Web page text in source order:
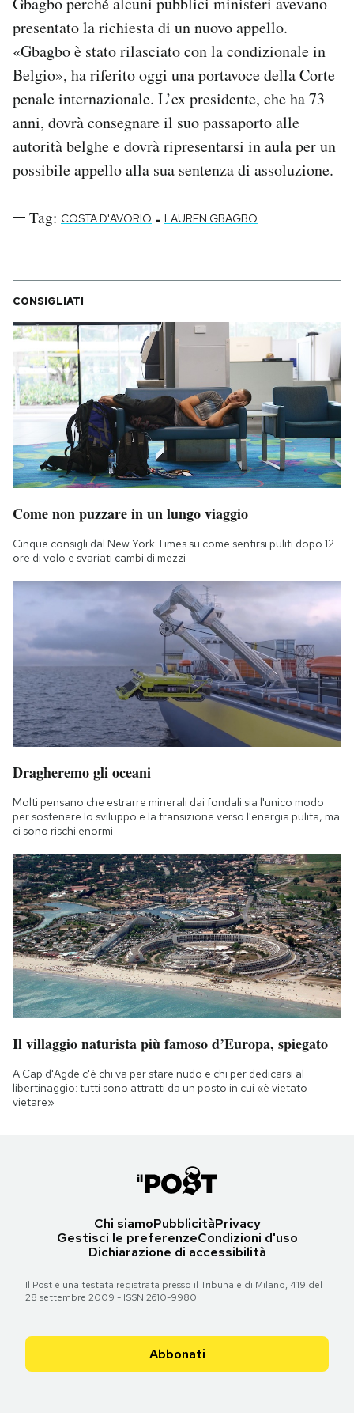
Notifiche mobile
Regala il Post
Hai bisogno di aiuto?
presentato la richiesta di un nuovo appello.
«Gbagbo è stato rilasciato con la condizionale in
Belgio», ha riferito oggi una portavoce della Corte
penale internazionale. L’ex presidente, che ha 73
anni, dovrà consegnare il suo passaporto alle
autorità belghe e dovrà ripresentarsi in aula per un
possibile appello alla sua sentenza di assoluzione.
Tag: COSTA D'AVORIO - LAUREN GBAGBO
CONSIGLIATI
Come non puzzare in un lungo viaggio
Cinque consigli dal New York Times su come sentirsi puliti dopo 12
ore di volo e svariati cambi di mezzi
Dragheremo gli oceani
Molti pensano che estrarre minerali dai fondali sia l'unico modo
per sostenere lo sviluppo e la transizione verso l'energia pulita, ma
ci sono rischi enormi
Il villaggio naturista più famoso d’Europa, spiegato
A Cap d'Agde c'è chi va per stare nudo e chi per dedicarsi al
libertinaggio: tutti sono attratti da un posto in cui «è vietato
vietare»
Chi siamoPubblicitàPrivacy
Gestisci le preferenzeCondizioni d'uso
Dichiarazione di accessibilità
Il Post è una testata registrata presso il Tribunale di Milano, 419 del
28 settembre 2009 - ISSN 2610-9980
Abbonati